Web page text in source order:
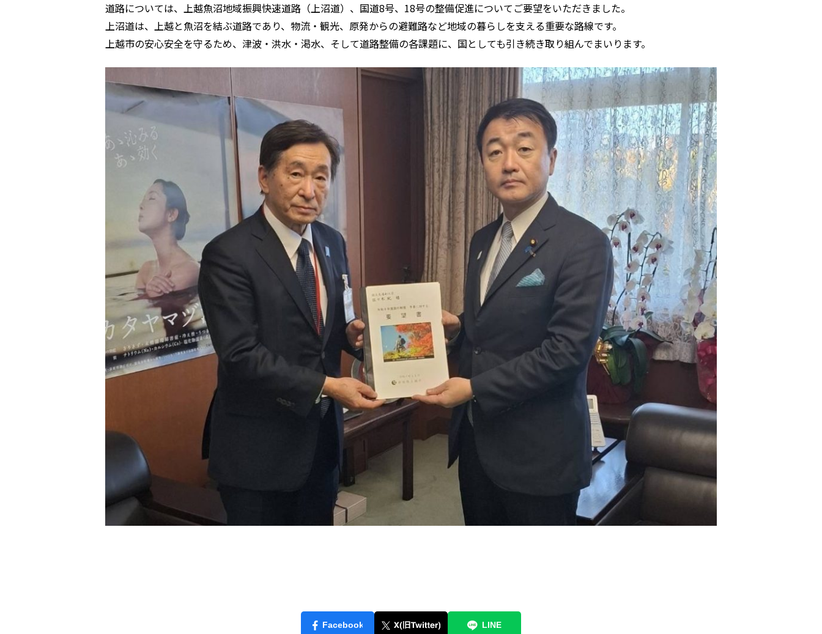
道路については、上越魚沼地域振興快速道路（上沼道）、国道8号、18号の整備促進についてご要望をいただきました。
上沼道は、上越と魚沼を結ぶ道路であり、物流・観光、原発からの避難路など地域の暮らしを支える重要な路線です。
上越市の安心安全を守るため、津波・洪水・渇水、そして道路整備の各課題に、国としても引き続き取り組んでまいります。